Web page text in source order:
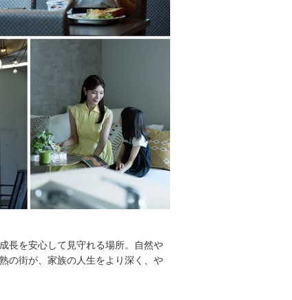
長を安心して見守れる場所。自然や
の街が、家族の人生をより深く、や